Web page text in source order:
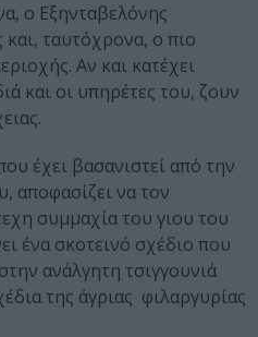
ο Εξηνταβελόνης
ταυτόχρονα, ο πιο
Αν και κατέχει
και οι υπηρέτες του, ζουν
έχει βασανιστεί από την
αποφασίζει να τον
συμμαχία του γιου του
ένα σκοτεινό σχέδιο που
ανάλγητη τσιγγουνιά
της άγριας φιλαργυρίας